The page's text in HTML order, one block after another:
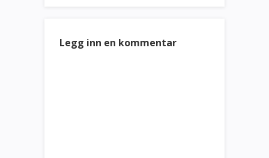
Legg inn en kommentar